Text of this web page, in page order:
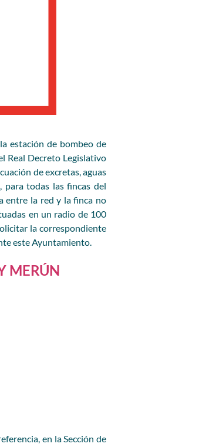
estación de bombeo de
Real Decreto Legislativo
de excretas, aguas
para todas las fincas del
entre la red y la finca no
en un radio de 100
la correspondiente
este Ayuntamiento.
MERÚN
en la Sección de